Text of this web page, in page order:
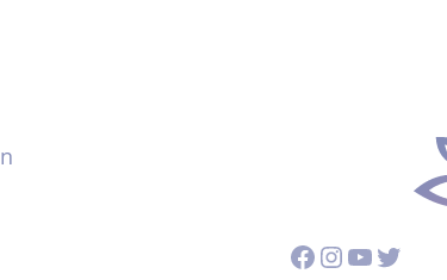
Facebook
Instagram
YouTube
Twitter